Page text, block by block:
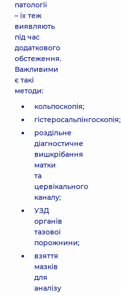
патології
– їх теж
виявляють
під час
додаткового
обстеження.
Важливими
є такі
методи:
кольпоскопія;
гістеросальпінгоскопія;
роздільне
діагностичне
вишкрібання
матки
та
цервікального
каналу;
УЗД
органів
тазової
порожнини;
взяття
мазків
для
аналізу